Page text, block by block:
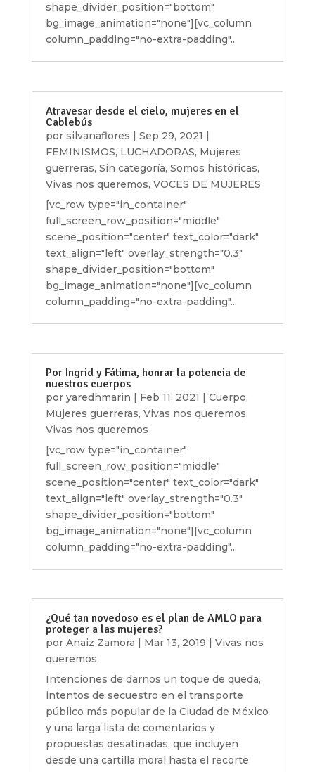
shape_divider_position="bottom"
bg_image_animation="none"][vc_column
column_padding="no-extra-padding"...
Atravesar desde el cielo, mujeres en el
Cablebús
por silvanaflores | Sep 29, 2021 |
FEMINISMOS, LUCHADORAS, Mujeres
guerreras, Sin categoría, Somos históricas,
Vivas nos queremos, VOCES DE MUJERES
[vc_row type="in_container"
full_screen_row_position="middle"
scene_position="center" text_color="dark"
text_align="left" overlay_strength="0.3"
shape_divider_position="bottom"
bg_image_animation="none"][vc_column
column_padding="no-extra-padding"...
Por Ingrid y Fátima, honrar la potencia de
nuestros cuerpos
por yaredhmarin | Feb 11, 2021 | Cuerpo,
Mujeres guerreras, Vivas nos queremos,
Vivas nos queremos
[vc_row type="in_container"
full_screen_row_position="middle"
scene_position="center" text_color="dark"
text_align="left" overlay_strength="0.3"
shape_divider_position="bottom"
bg_image_animation="none"][vc_column
column_padding="no-extra-padding"...
¿Qué tan novedoso es el plan de AMLO para
proteger a las mujeres?
por Anaiz Zamora | Mar 13, 2019 | Vivas nos
queremos
Intenciones de darnos un toque de queda,
intentos de secuestro en el transporte
público más popular de la Ciudad de México
y una larga lista de comentarios y
propuestas desatinadas, que incluyen
desde una cartilla moral hasta el recorte